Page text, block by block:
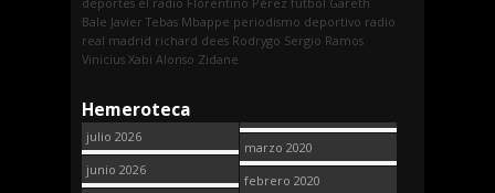
Bale Javier Tebas Mbappe periodismo deportivo radio
real madrid richard dees Rodrygo Sergio Ramos
Vinicius Xabi Alonso Zidane
Hemeroteca
julio 2026
junio 2026
marzo 2020
febrero 2020